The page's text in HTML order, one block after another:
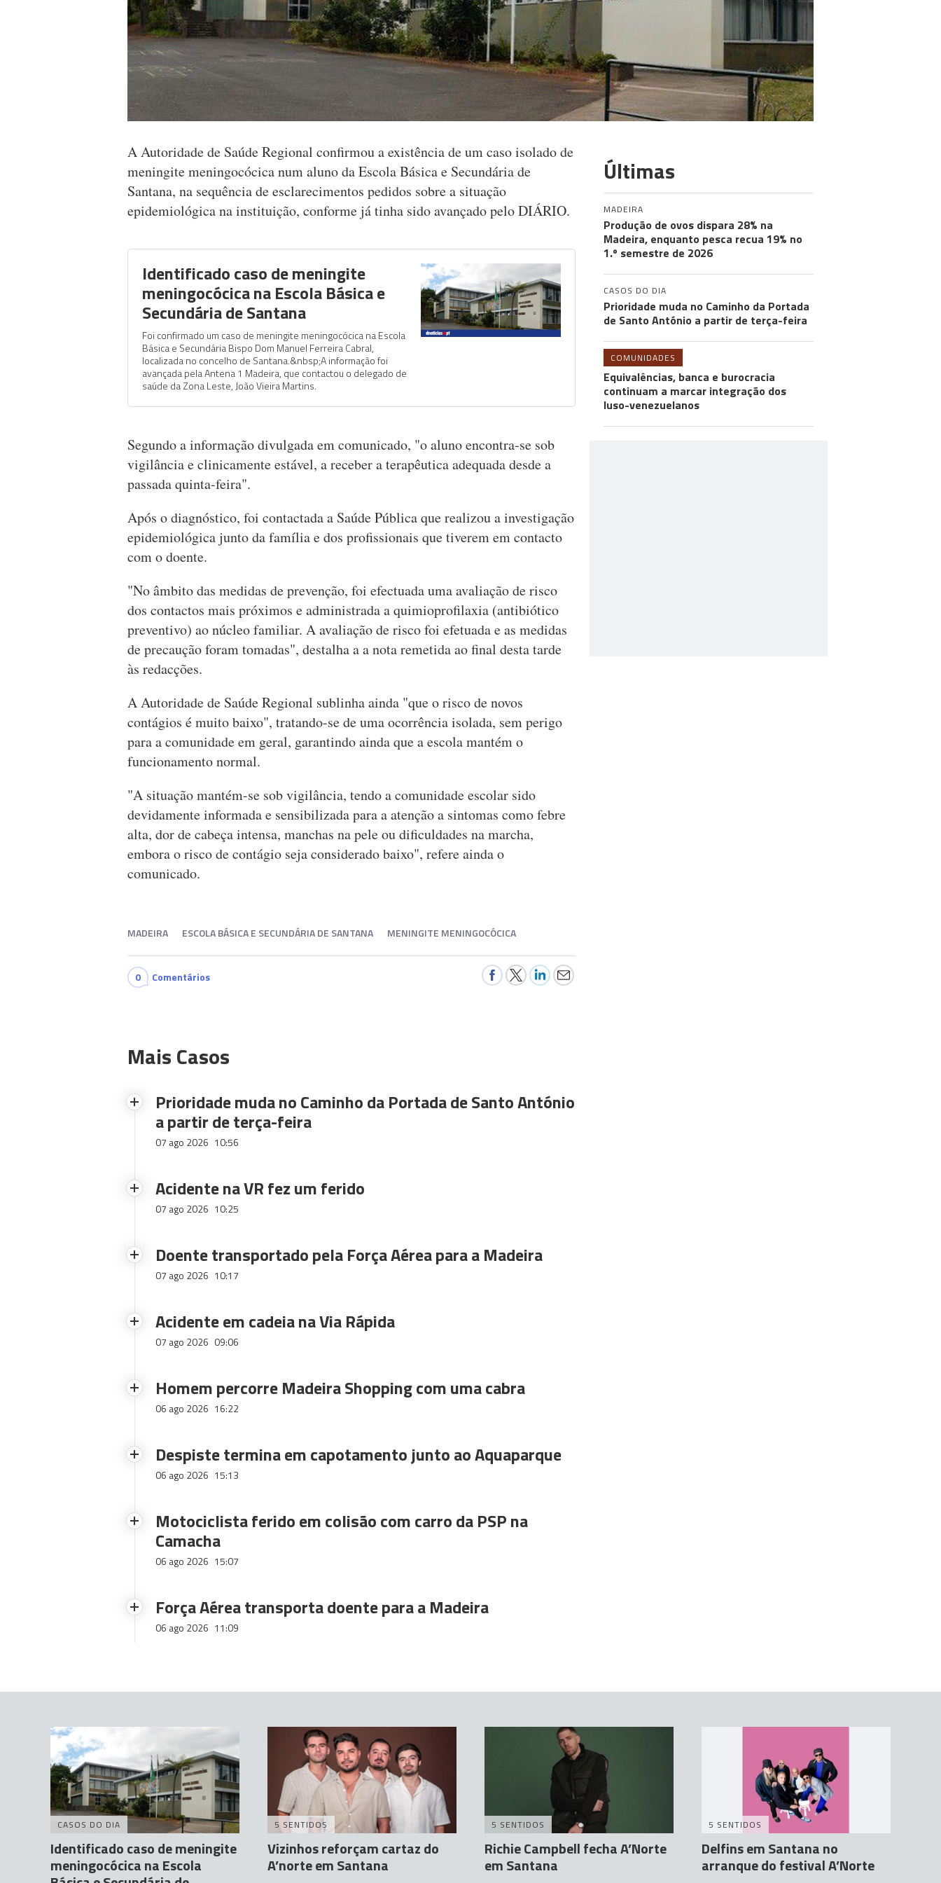
A Autoridade de Saúde Regional confirmou a existência de um caso isolado de
meningite meningocócica num aluno da Escola Básica e Secundária de
Santana, na sequência de esclarecimentos pedidos sobre a situação
epidemiológica na instituição, conforme já tinha sido avançado pelo DIÁRIO.
Identificado caso de meningite
meningocócica na Escola Básica e
Secundária de Santana
Foi confirmado um caso de meningite meningocócica na Escola
Básica e Secundária Bispo Dom Manuel Ferreira Cabral,
localizada no concelho de Santana.&nbsp;A informação foi
avançada pela Antena 1 Madeira, que contactou o delegado de
saúde da Zona Leste, João Vieira Martins.
Segundo a informação divulgada em comunicado, "o aluno encontra-se sob
vigilância e clinicamente estável, a receber a terapêutica adequada desde a
passada quinta-feira".
Após o diagnóstico, foi contactada a Saúde Pública que realizou a investigação
epidemiológica junto da família e dos profissionais que tiverem em contacto
com o doente.
"No âmbito das medidas de prevenção, foi efectuada uma avaliação de risco
dos contactos mais próximos e administrada a quimioprofilaxia (antibiótico
preventivo) ao núcleo familiar. A avaliação de risco foi efetuada e as medidas
de precaução foram tomadas", destalha a a nota remetida ao final desta tarde
às redacções.
A Autoridade de Saúde Regional sublinha ainda "que o risco de novos
contágios é muito baixo", tratando-se de uma ocorrência isolada, sem perigo
para a comunidade em geral, garantindo ainda que a escola mantém o
funcionamento normal.
"A situação mantém-se sob vigilância, tendo a comunidade escolar sido
devidamente informada e sensibilizada para a atenção a sintomas como febre
alta, dor de cabeça intensa, manchas na pele ou dificuldades na marcha,
embora o risco de contágio seja considerado baixo", refere ainda o
comunicado.
MADEIRA ESCOLA BÁSICA E SECUNDÁRIA DE SANTANA MENINGITE MENINGOCÓCICA
0 Comentários
Mais Casos
Prioridade muda no Caminho da Portada de Santo António
a partir de terça-feira
07 ago 2026 10:56
Acidente na VR fez um ferido
07 ago 2026 10:25
Doente transportado pela Força Aérea para a Madeira
07 ago 2026 10:17
Acidente em cadeia na Via Rápida
07 ago 2026 09:06
Homem percorre Madeira Shopping com uma cabra
06 ago 2026 16:22
Despiste termina em capotamento junto ao Aquaparque
06 ago 2026 15:13
Motociclista ferido em colisão com carro da PSP na
Camacha
06 ago 2026 15:07
Força Aérea transporta doente para a Madeira
06 ago 2026 11:09
Últimas
MADEIRA
Produção de ovos dispara 28% na
Madeira, enquanto pesca recua 19% no
1.º semestre de 2026
CASOS DO DIA
Prioridade muda no Caminho da Portada
de Santo António a partir de terça-feira
COMUNIDADES
Equivalências, banca e burocracia
continuam a marcar integração dos
luso-venezuelanos
CASOS DO DIA
Identificado caso de meningite
meningocócica na Escola
5 SENTIDOS
Vizinhos reforçam cartaz do
A’norte em Santana
5 SENTIDOS
Richie Campbell fecha A’Norte
em Santana
5 SENTIDOS
Delfins em Santana no
arranque do festival A’Norte